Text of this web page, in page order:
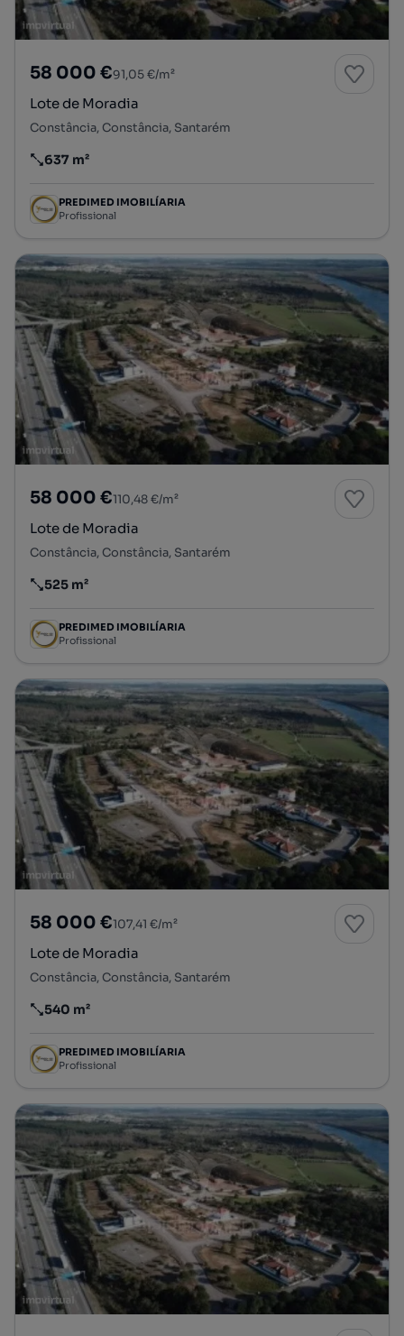
58 000 €91,05 €/m²
Lote de Moradia
Constância, Constância, Santarém
Preço por metro quadrado
637 m²
PREDIMED IMOBILÍARIA
Profissional
58 000 €110,48 €/m²
Lote de Moradia
Constância, Constância, Santarém
Preço por metro quadrado
525 m²
PREDIMED IMOBILÍARIA
Profissional
58 000 €107,41 €/m²
Lote de Moradia
Constância, Constância, Santarém
Preço por metro quadrado
540 m²
PREDIMED IMOBILÍARIA
Profissional